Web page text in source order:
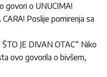
govori o UNUCIMA!
Poslije pomirenja sa
JE DIVAN OTAC“ Niko
ovo govorila o bivšem,